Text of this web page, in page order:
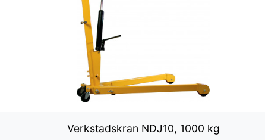
Verkstadskran NDJ10, 1000 kg